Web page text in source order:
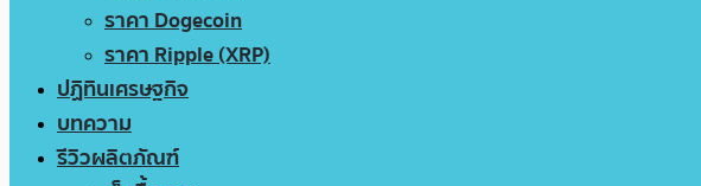
ราคา Dogecoin
ราคา Ripple (XRP)
ปฏิทินเศรษฐกิจ
บทความ
รีวิวผลิตภัณฑ์